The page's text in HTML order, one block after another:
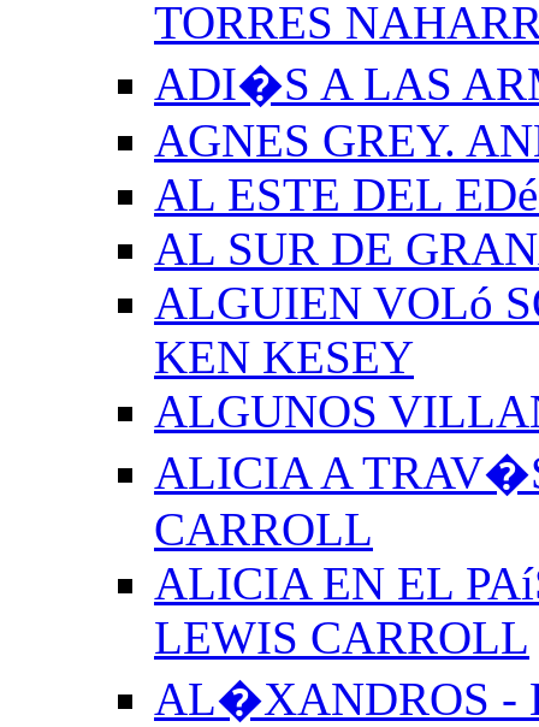
TORRES
ADI�S A LAS
AGNES GREY.
AL ESTE DEL
AL SUR DE
ALGUIEN VOLó
KEN KESEY
ALGUNOS
ALICIA A
CARROLL
ALICIA EN EL
LEWIS CARROLL
AL�XANDROS -